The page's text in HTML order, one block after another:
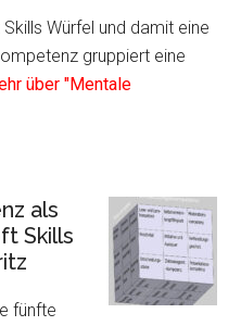
Würfel und damit eine
gruppiert eine
über "Mentale
als
Skills
fünfte